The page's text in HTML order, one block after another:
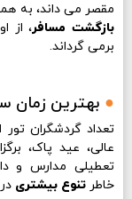
مقصر می داند، به
بازگشت مسافر، از
برمی گرداند.
● بهترین زمان
تعداد گردشگران تور
عالی، عید پاک،
تعطیلی مدارس و
خاطر تنوع بیشتری